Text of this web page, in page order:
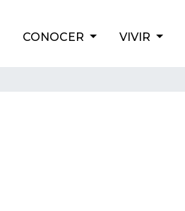
CONOCER VIVIR